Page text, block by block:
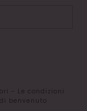
- Le condizioni
benvenuto